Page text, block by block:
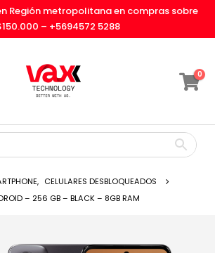
Región metropolitana en compras sobre
– +5694572 5288
0
, CELULARES DESBLOQUEADOS
– 256 GB – BLACK – 8GB RAM